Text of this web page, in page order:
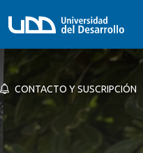
CONTACTO Y SUSCRIPCIÓN